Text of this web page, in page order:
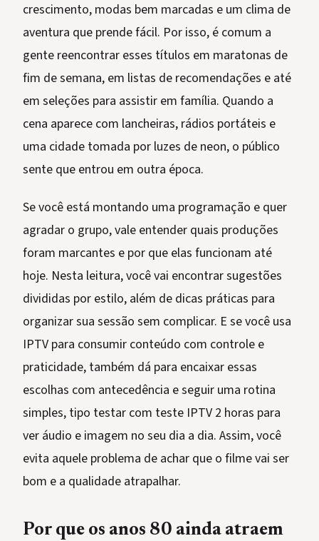
crescimento, modas bem marcadas e um clima de
aventura que prende fácil. Por isso, é comum a
gente reencontrar esses títulos em maratonas de
fim de semana, em listas de recomendações e até
em seleções para assistir em família. Quando a
cena aparece com lancheiras, rádios portáteis e
uma cidade tomada por luzes de neon, o público
sente que entrou em outra época.
Se você está montando uma programação e quer
agradar o grupo, vale entender quais produções
foram marcantes e por que elas funcionam até
hoje. Nesta leitura, você vai encontrar sugestões
divididas por estilo, além de dicas práticas para
organizar sua sessão sem complicar. E se você usa
IPTV para consumir conteúdo com controle e
praticidade, também dá para encaixar essas
escolhas com antecedência e seguir uma rotina
simples, tipo testar com teste IPTV 2 horas para
ver áudio e imagem no seu dia a dia. Assim, você
evita aquele problema de achar que o filme vai ser
bom e a qualidade atrapalhar.
Por que os anos 80 ainda atraem